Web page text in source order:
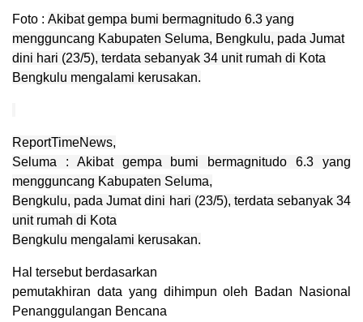
Foto : Akibat gempa bumi bermagnitudo 6.3 yang
mengguncang Kabupaten Seluma, Bengkulu, pada Jumat
dini hari (23/5), terdata sebanyak 34 unit rumah di Kota
Bengkulu mengalami kerusakan.
ReportTimeNews,
Seluma : Akibat gempa bumi bermagnitudo 6.3 yang
mengguncang Kabupaten Seluma,
Bengkulu, pada Jumat dini hari (23/5), terdata sebanyak 34
unit rumah di Kota
Bengkulu mengalami kerusakan.
Hal tersebut berdasarkan
pemutakhiran data yang dihimpun oleh Badan Nasional
Penanggulangan Bencana